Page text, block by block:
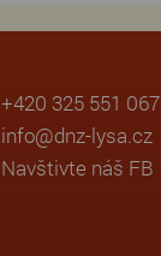
+420 325 551 067
info@dnz-lysa.cz
Navštivte náš FB